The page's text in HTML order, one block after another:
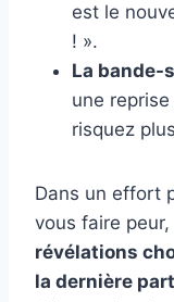
est le
! ».
La bande-
une
risquez
Dans un effort
vous faire
révélations
la dernière